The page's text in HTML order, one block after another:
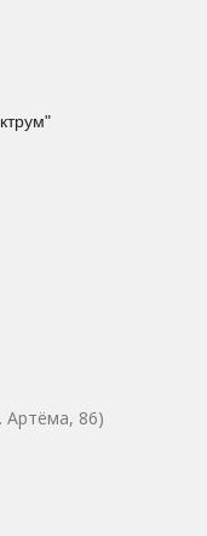
Артёма, 86)